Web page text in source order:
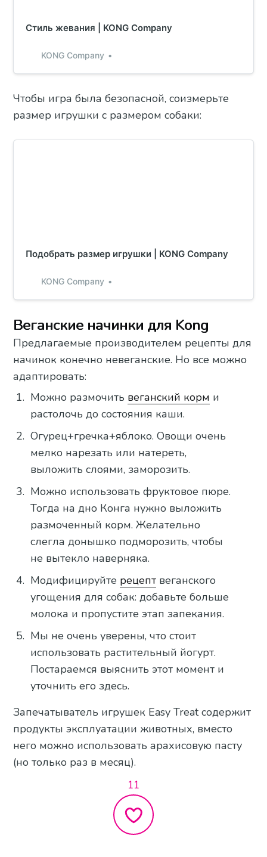
Стиль жевания | KONG Company
KONG Company
Чтобы игра была безопасной, соизмерьте
размер игрушки с размером собаки:
Подобрать размер игрушки | KONG Company
KONG Company
Веганские начинки для Kong
Предлагаемые производителем рецепты для
начинок конечно невеганские. Но все можно
адаптировать:
Можно размочить веганский корм и
растолочь до состояния каши.
Огурец+гречка+яблоко. Овощи очень
мелко нарезать или натереть,
выложить слоями, заморозить.
Можно использовать фруктовое пюре.
Тогда на дно Конга нужно выложить
размоченный корм. Желательно
слегла донышко подморозить, чтобы
не вытекло наверняка.
Модифицируйте рецепт веганского
угощения для собак: добавьте больше
молока и пропустите этап запекания.
Мы не очень уверены, что стоит
использовать растительный йогурт.
Постараемся выяснить этот момент и
уточнить его здесь.
Запечатыватель игрушек Easy Treat содержит
продукты эксплуатации животных, вместо
него можно использовать арахисовую пасту
(но только раз в месяц).
11